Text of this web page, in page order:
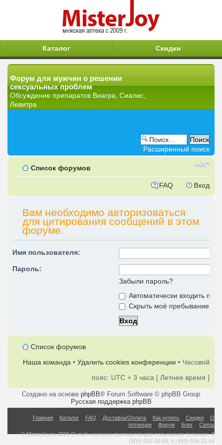
Каталог Скидки
Форум для мужчин о решении
сексуальных проблем
Обсуждение препаратов Виагра, Сиалис,
Левитра
Расширенный поиск
Список форумов
FAQ Вход
Вам необходимо авторизоваться
для цитирования сообщений в этом
форуме.
Имя пользователя:
Пароль:
Забыли пароль?
Автоматически входить
Скрыть моё пребывание на
Список форумов
Наша команда • Удалить cookies конференции • Часовой
пояс: UTC + 3 часа [ Летнее время ]
Создано на основе phpBB® Forum Software © phpBB Group
Русская поддержка phpBB
Главная Каталог FAQ Доставка/Оплата Как купить Скидки
О
потенции
Форум Блог
Связь
© MisterJoy.ru 2009 Онлайн магазин препаратов для повышения потенции. 8
(800) 555-28-69, 8 (499) 504-32-84